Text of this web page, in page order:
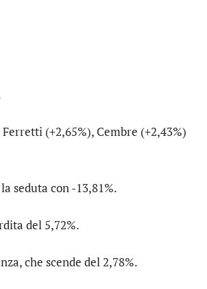
Ferretti (+2,65%), Cembre (+2,43%)
seduta con -13,81%.
del 5,72%.
, che scende del 2,78%.